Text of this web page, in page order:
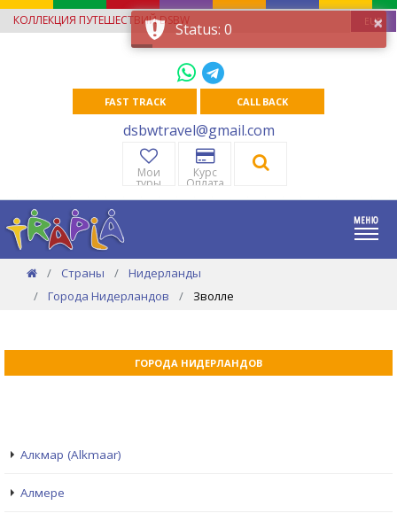
КОЛЛЕКЦИЯ ПУТЕШЕСТВИЙ DSBW EUR
FAST TRACK CALL BACK
dsbwtravel@gmail.com
Мои
туры
Курс
Оплата
Страны
Нидерланды
Города Нидерландов
Зволле
ГОРОДА НИДЕРЛАНДОВ
Алкмар (Alkmaar)
Алмере
×
Status: 0